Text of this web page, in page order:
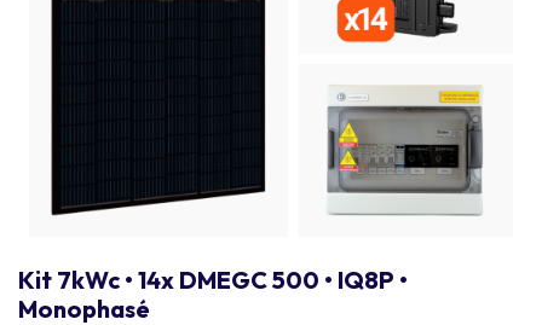
Kit 7kWc • 14x DMEGC 500 • IQ8P •
Monophasé